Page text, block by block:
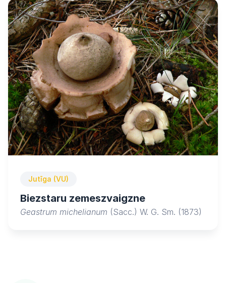
Jutīga (VU)
Biezstaru zemeszvaigzne
Geastrum michelianum (Sacc.) W. G. Sm. (1873)